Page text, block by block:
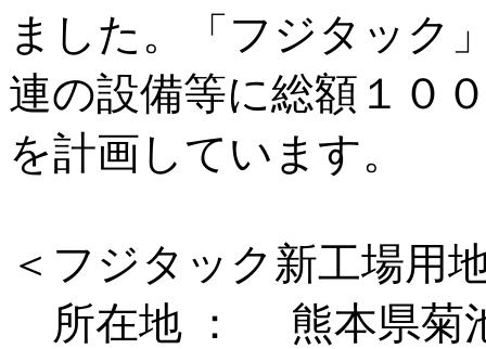
ました。「フジタック
連の設備等に総額１０
を計画しています。
＜フジタック新工場用
所在地 ： 熊本県菊